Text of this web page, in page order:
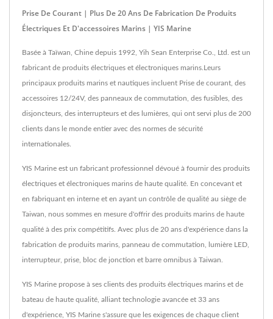
Prise De Courant | Plus De 20 Ans De Fabrication De Produits
Électriques Et D'accessoires Marins | YIS Marine
Basée à Taïwan, Chine depuis 1992, Yih Sean Enterprise Co., Ltd. est un
fabricant de produits électriques et électroniques marins.Leurs
principaux produits marins et nautiques incluent Prise de courant, des
accessoires 12/24V, des panneaux de commutation, des fusibles, des
disjoncteurs, des interrupteurs et des lumières, qui ont servi plus de 200
clients dans le monde entier avec des normes de sécurité
internationales.
YIS Marine est un fabricant professionnel dévoué à fournir des produits
électriques et électroniques marins de haute qualité. En concevant et
en fabriquant en interne et en ayant un contrôle de qualité au siège de
Taiwan, nous sommes en mesure d'offrir des produits marins de haute
qualité à des prix compétitifs. Avec plus de 20 ans d'expérience dans la
fabrication de produits marins, panneau de commutation, lumière LED,
interrupteur, prise, bloc de jonction et barre omnibus à Taiwan.
YIS Marine propose à ses clients des produits électriques marins et de
bateau de haute qualité, alliant technologie avancée et 33 ans
d'expérience, YIS Marine s'assure que les exigences de chaque client